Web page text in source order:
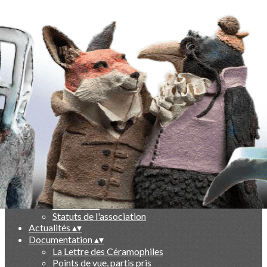
Exporter toutes les colonnes
Exporter uniquement les colonnes affichées
Menu
Ajoutez un logo, un bouton, des réseaux sociaux
Cliquez pour éditer
-
Qui sommes nous ?▴▾
Présentation
Le livre des 10 ans
Partenaires
Statuts de l'association
Actualités ▴▾
Documentation▴▾
La Lettre des Céramophiles
Points de vue, partis pris